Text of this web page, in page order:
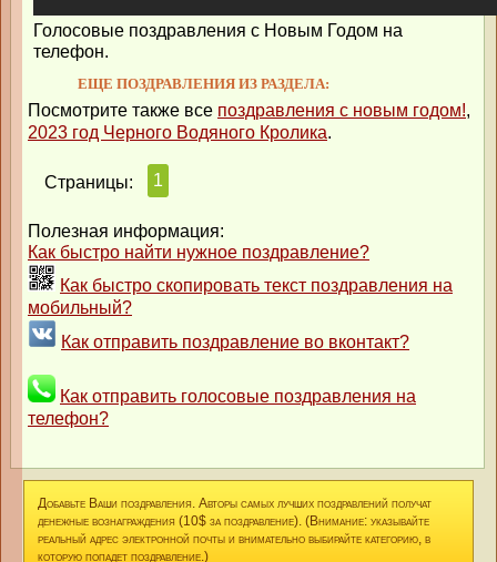
Голосовые поздравления с Новым Годом на
телефон.
ЕЩЕ ПОЗДРАВЛЕНИЯ ИЗ РАЗДЕЛА:
Посмотрите также все поздравления с новым годом!,
2023 год Черного Водяного Кролика.
Страницы: 1
Полезная информация:
Как быстро найти нужное поздравление?
Как быстро скопировать текст поздравления на
мобильный?
Как отправить поздравление во вконтакт?
Как отправить голосовые поздравления на
телефон?
Добавьте Ваши поздравления. Авторы самых лучших поздравлений получат
денежные вознаграждения (10$ за поздравление). (Внимание: указывайте
реальный адрес электронной почты и внимательно выбирайте категорию, в
которую попадет поздравление.)